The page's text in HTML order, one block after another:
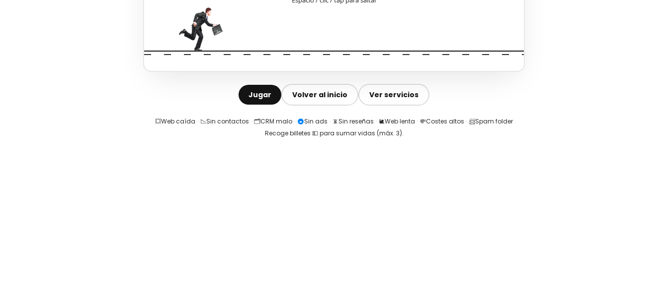
Jugar Volver al inicio Ver servicios
💥Web caída · 📉Sin contactos · 🗂️CRM malo · Sin ads · 📵Sin reseñas · 🐌Web lenta · 💸Costes altos · 📨Spam folder
Recoge billetes 💵 para sumar vidas (máx. 3).